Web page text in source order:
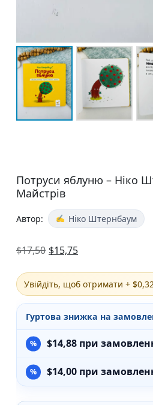
Потруси яблуню – Ніко
Майстрів
Автор: Ніко Штернбаум
$17,50 $15,75
Увійдіть, щоб отримати +
Гуртова знижка на
$14,88 при
$14,00 при